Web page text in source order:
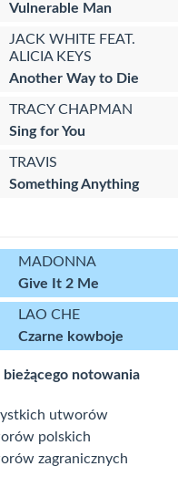
Vulnerable Man
JACK WHITE FEAT.
ALICIA KEYS
Another Way to Die
TRACY CHAPMAN
Sing for You
TRAVIS
Something Anything
MADONNA
Give It 2 Me
LAO CHE
Czarne kowboje
notowania
utworów
polskich
zagranicznych